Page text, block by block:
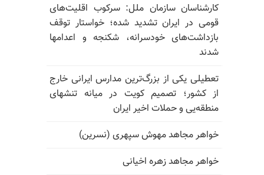
کارشناسان سازمان ملل: سرکوب اقلیت‌های
قومی در ایران تشدید شده؛ خواستار توقف
بازداشت‌های خودسرانه، شکنجه و اعدامها
شدند
تعطیلی یکی از بزرگ‌ترین مدارس ایرانی خارج
از کشور؛ تصمیم کویت در میانه تنشهای
منطقه‌یی و حملات اخیر ایران
خواهر مجاهد مهوش سپهری (نسرین)
خواهر مجاهد زهره اخیانی